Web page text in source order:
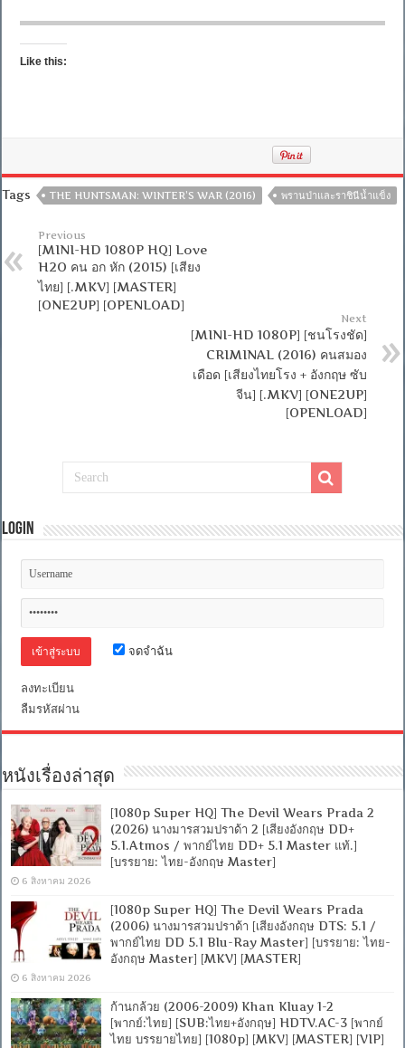
Like this:
Tags THE HUNTSMAN: WINTER’S WAR (2016) พรานป่าและราชินีน้ำแข็ง
Previous
[MINI-HD 1080P HQ] Love
H2O คน อก หัก (2015) [เสียง
ไทย] [.MKV] [MASTER]
[ONE2UP] [OPENLOAD]
Next
[MINI-HD 1080P] [ชนโรงชัด]
CRIMINAL (2016) คนสมอง
เดือด [เสียงไทยโรง + อังกฤษ ซับ
จีน] [.MKV] [ONE2UP]
[OPENLOAD]
Login
จดจำฉัน
ลงทะเบียน
ลืมรหัสผ่าน
หนังเรื่องล่าสุด
[1080p Super HQ] The Devil Wears Prada 2
(2026) นางมารสวมปราด้า 2 [เสียงอังกฤษ DD+
5.1.Atmos / พากย์ไทย DD+ 5.1 Master แท้.]
[บรรยาย: ไทย-อังกฤษ Master]
6 สิงหาคม 2026
[1080p Super HQ] The Devil Wears Prada
(2006) นางมารสวมปราด้า [เสียงอังกฤษ DTS: 5.1 /
พากย์ไทย DD 5.1 Blu-Ray Master] [บรรยาย: ไทย-
อังกฤษ Master] [MKV] [MASTER]
6 สิงหาคม 2026
ก้านกล้วย (2006-2009) Khan Kluay 1-2
[พากย์:ไทย] [SUB:ไทย+อังกฤษ] HDTV.AC-3 [พากย์
ไทย บรรยายไทย] [1080p] [MKV] [MASTER] [VIP]